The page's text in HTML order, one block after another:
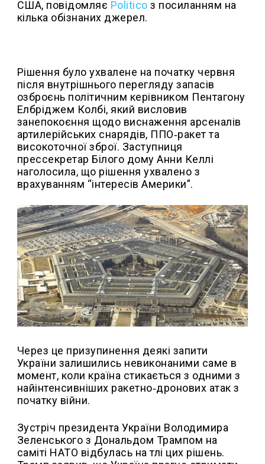
США, повідомляє Politico з посиланням на
кілька обізнаних джерел.
Рішення було ухвалене на початку червня
після внутрішнього перегляду запасів
озброєнь політичним керівником Пентагону
Елбріджем Колбі, який висловив
занепокоєння щодо виснаження арсеналів
артилерійських снарядів, ППО‑ракет та
високоточної зброї. Заступниця
прессекретар Білого дому Анни Келлі
наголосила, що рішення ухвалено з
врахуванням “інтересів Америки”.
Через це призупинення деякі запити
України залишились невиконаними саме в
момент, коли країна стикається з одними з
найінтенсивніших ракетно‑дронових атак з
початку війни.
Зустріч президента України Володимира
Зеленського з Дональдом Трампом на
саміті НАТО відбулась на тлі цих рішень.